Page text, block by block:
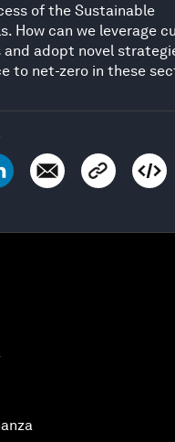
of the Sustainable
How can we leverage
and adopt novel
to net-zero in these